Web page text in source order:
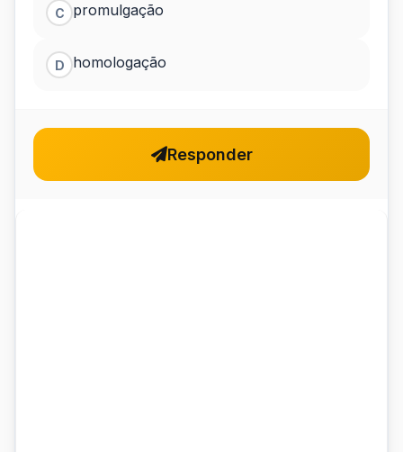
Executivo
concorda
com
um
C promulgação
D homologação
Responder